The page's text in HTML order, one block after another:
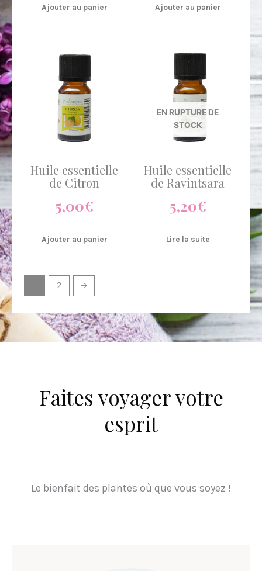
Ajouter au panier Ajouter au panier
Huile essentielle
de Citron
5,00€
Ajouter au panier
EN RUPTURE DE
STOCK
Huile essentielle
de Ravintsara
5,20€
Lire la suite
2 →
Faites voyager votre
esprit
Le bienfait des plantes où que vous soyez !